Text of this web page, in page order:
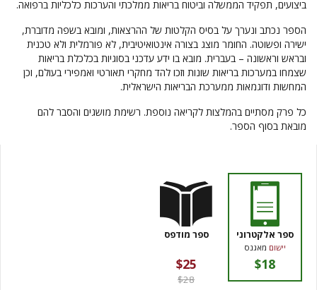
ביצועים, תפקיד הממשלה וביטוח בריאות ממלכתי והערכות כלכליות ברפואה.
הספר נכתב ונערך על בסיס הקלטות של ההרצאות, ומובא בשפה מדוברת,
ישירה ופשוטה. החומר מוצג בצורה אינטואיטיבית, לא פורמלית ולא טכנית
ובראש וראשונה – בעברית. מובא בו ידע עדכני בסוגיות בכלכלת בריאות
שצמחו במערכות בריאות שונות וזכו להד מחקרי תאורטי ואמפירי בעולם, וכן
המחשות ודוגמאות ממערכת הבריאות הישראלית.
כל פרק מסתיים בהמלצות לקריאה נוספת. רשימת מושגים והסבר להם
מובאת בסוף הספר.
ספר אלקטרוני
יישום מאגנס
$18
ספר מודפס
$25
$28